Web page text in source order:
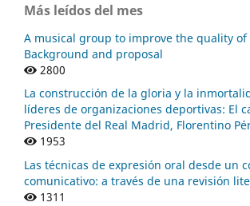
Más leídos del mes
A musical group to improve the quality of
Background and proposal
2800
La construcción de la gloria y la
líderes de organizaciones deportivas: El
Presidente del Real Madrid, Florentino
1953
Las técnicas de expresión oral desde un
comunicativo: a través de una revisión
1311